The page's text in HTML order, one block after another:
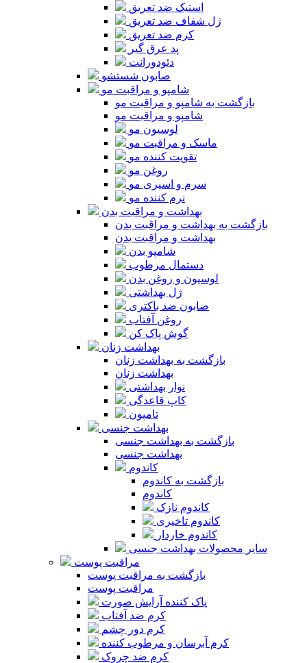
استیک ضد تعریق
ژل شفاف ضد تعریق
کرم ضد تعریق
پد عرق گیر
دئودورانت
صابون شستشو
شامپو و مراقبت مو
بازگشت به شامپو و مراقبت مو
شامپو و مراقبت مو
لوسیون مو
ماسک و مراقبت مو
تقویت کننده مو
روغن مو
سرم و اسپری مو
نرم کننده مو
بهداشت و مراقبت بدن
بازگشت به بهداشت و مراقبت بدن
بهداشت و مراقبت بدن
شامپو بدن
دستمال مرطوب
لوسیون و روغن بدن
ژل بهداشتی
صابون ضد باکتری
روغن آفتاب
گوش پاک کن
بهداشت زنان
بازگشت به بهداشت زنان
بهداشت زنان
نوار بهداشتی
کاپ قاعدگی
تامپون
بهداشت جنسی
بازگشت به بهداشت جنسی
بهداشت جنسی
کاندوم
بازگشت به کاندوم
کاندوم
کاندوم نازک
کاندوم تاخیری
کاندوم خاردار
سایر محصولات بهداشت جنسی
مراقبت پوست
بازگشت به مراقبت پوست
مراقبت پوست
پاک کننده آرایش صورت
کرم ضد آفتاب
کرم دور چشم
کرم آبرسان و مرطوب کننده
کرم ضد چروک